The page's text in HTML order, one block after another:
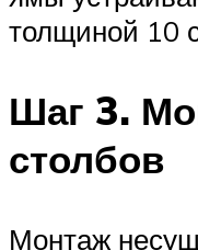
толщиной 10
Шаг 3.
столбов
Монтаж